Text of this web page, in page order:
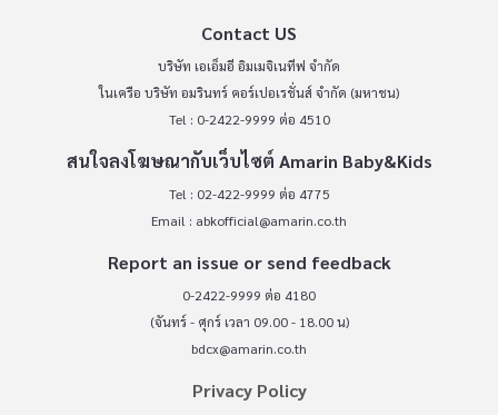
Contact US
บริษัท เอเอ็มอี อิมเมจิเนทีฟ จำกัด
ในเครือ บริษัท อมรินทร์ คอร์เปอเรชั่นส์ จำกัด (มหาชน)
Tel : 0-2422-9999 ต่อ 4510
สนใจลงโฆษณากับเว็บไซต์ Amarin Baby&Kids
Tel : 02-422-9999 ต่อ 4775
Email : abkofficial@amarin.co.th
Report an issue or send feedback
0-2422-9999 ต่อ 4180
(จันทร์ - ศุกร์ เวลา 09.00 - 18.00 น)
bdcx@amarin.co.th
Privacy Policy